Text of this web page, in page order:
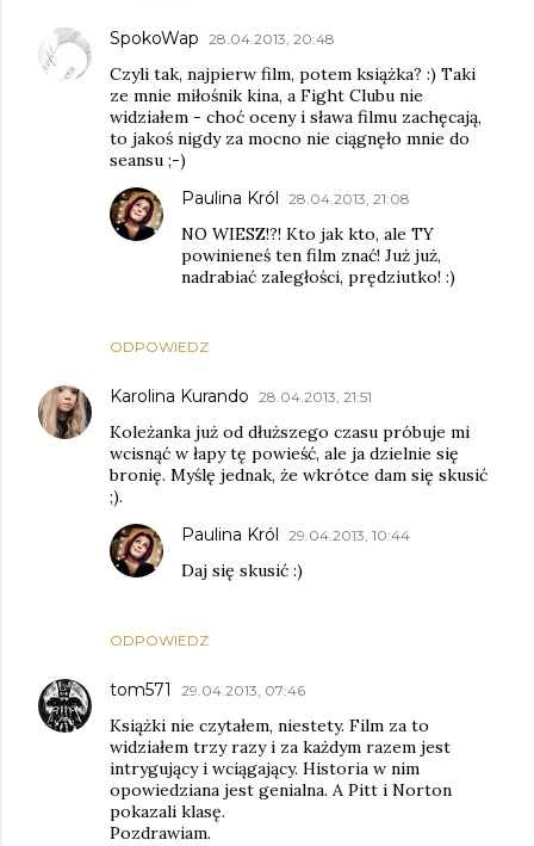
SpokoWap 28.04.2013, 20:48
Czyli tak, najpierw film, potem książka? :) Taki
ze mnie miłośnik kina, a Fight Clubu nie
widziałem - choć oceny i sława filmu zachęcają,
to jakoś nigdy za mocno nie ciągnęło mnie do
seansu ;-)
ODPOWIEDZ
Paulina Król 28.04.2013, 21:08
NO WIESZ!?! Kto jak kto, ale TY
powinieneś ten film znać! Już już,
nadrabiać zaległości, prędziutko! :)
Karolina Kurando 28.04.2013, 21:51
Koleżanka już od dłuższego czasu próbuje mi
wcisnąć w łapy tę powieść, ale ja dzielnie się
bronię. Myślę jednak, że wkrótce dam się skusić
;).
ODPOWIEDZ
Paulina Król 29.04.2013, 10:44
Daj się skusić :)
tom571 29.04.2013, 07:46
Książki nie czytałem, niestety. Film za to
widziałem trzy razy i za każdym razem jest
intrygujący i wciągający. Historia w nim
opowiedziana jest genialna. A Pitt i Norton
pokazali klasę.
Pozdrawiam.